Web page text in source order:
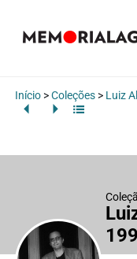
Início>Coleções> Luiz